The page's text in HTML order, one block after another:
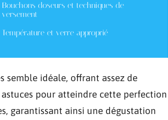
Bouchons doseurs et techniques de
versement
Température et verre approprié
semble idéale, offrant assez de
pour atteindre cette perfection
garantissant ainsi une dégustation